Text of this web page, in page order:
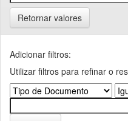
Retornar valores
Adicionar filtros:
Utilizar filtros para refinar o